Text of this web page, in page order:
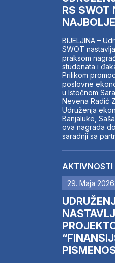
RS SWOT
BIJELJINA –
SWOT
praksom
studenata i
Prilikom
poslovne
u Istočnom
Nevena Radić
Udruženja
Banjaluke,
ova nagrada
saradnji sa
AKTIVNOSTI
29. Maja 2026.